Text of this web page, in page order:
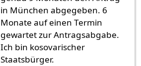
in München abgegeben. 6
Monate auf einen Termin
gewartet zur Antragsabgabe.
Ich bin kosovarischer
Staatsbürger.